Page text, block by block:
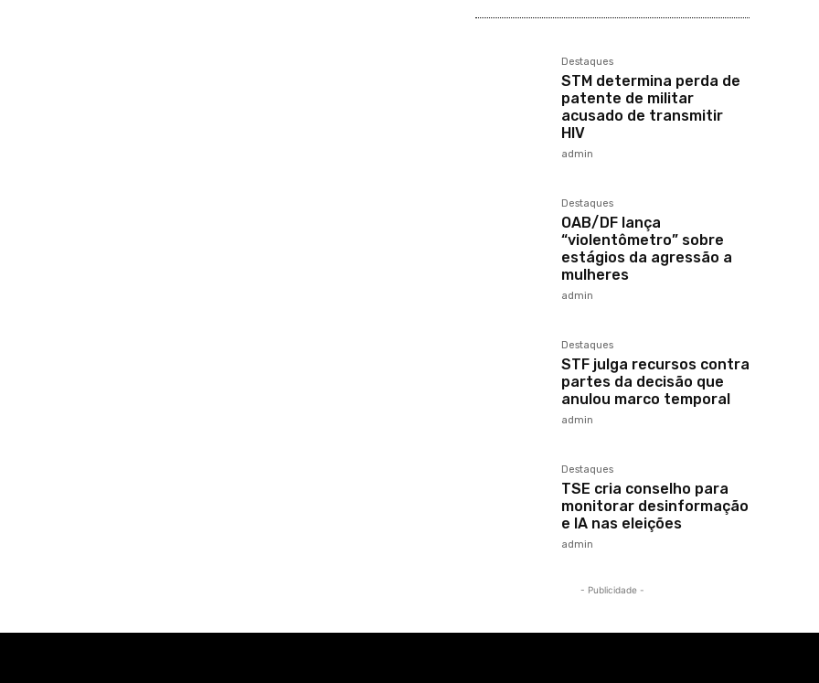
Destaques
STM determina perda de
patente de militar
acusado de transmitir
HIV
admin
Destaques
OAB/DF lança
“violentômetro” sobre
estágios da agressão a
mulheres
admin
Destaques
STF julga recursos contra
partes da decisão que
anulou marco temporal
admin
Destaques
TSE cria conselho para
monitorar desinformação
e IA nas eleições
admin
- Publicidade -